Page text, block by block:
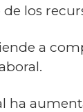
los
a
ha